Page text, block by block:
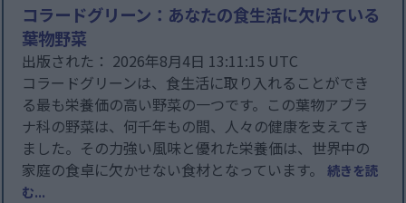
コラードグリーン：あなたの食生活に欠けている
葉物野菜
出版された： 2026年8月4日 13:11:15 UTC
コラードグリーンは、食生活に取り入れることができ
る最も栄養価の高い野菜の一つです。この葉物アブラ
ナ科の野菜は、何千年もの間、人々の健康を支えてき
ました。その力強い風味と優れた栄養価は、世界中の
家庭の食卓に欠かせない食材となっています。続きを読
む...